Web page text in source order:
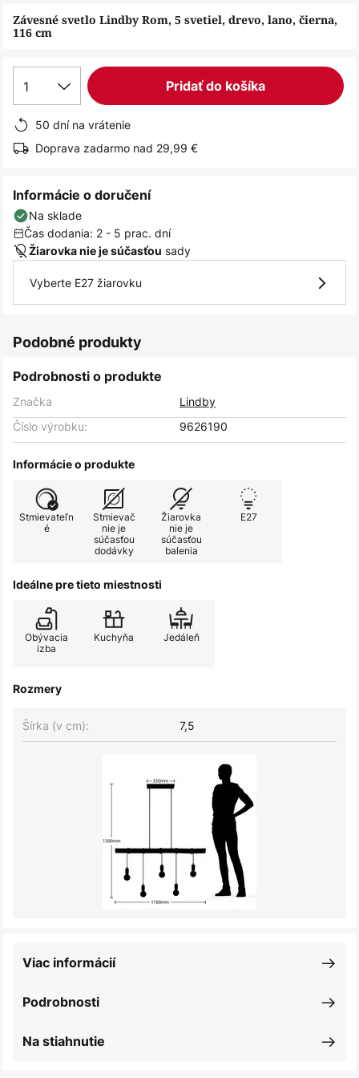
Závesné svetlo Lindby Rom, 5 svetiel, drevo, lano, čierna,
116 cm
1 Pridať do košíka
50 dní na vrátenie
Doprava zadarmo nad 29,99 €
Informácie o doručení
Na sklade
Čas dodania: 2 - 5 prac. dní
Žiarovka nie je súčasťou sady
Vyberte E27 žiarovku
Podobné produkty
Podrobnosti o produkte
Značka
Lindby
Číslo výrobku:
9626190
Informácie o produkte
Stmievateľn
é
Stmievač
nie je
súčasťou
dodávky
Žiarovka
nie je
súčasťou
balenia
E27
Ideálne pre tieto miestnosti
Obývacia
izba
Kuchyňa Jedáleň
Rozmery
Šírka (v cm): 7,5
Podrobnosti
Viac informácií
Na stiahnutie